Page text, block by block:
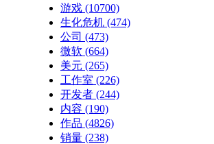
游戏 (10700)
生化危机 (474)
公司 (473)
微软 (664)
美元 (265)
工作室 (226)
开发者 (244)
内容 (190)
作品 (4826)
销量 (238)